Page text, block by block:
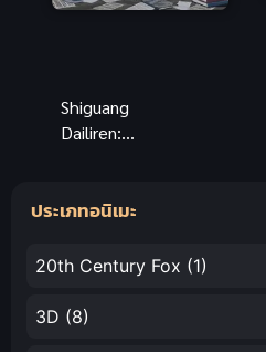
Shiguang
Dailiren:
ภารกิจ ภาค
ประเภทอนิเมะ
20th Century Fox (1)
3D (8)